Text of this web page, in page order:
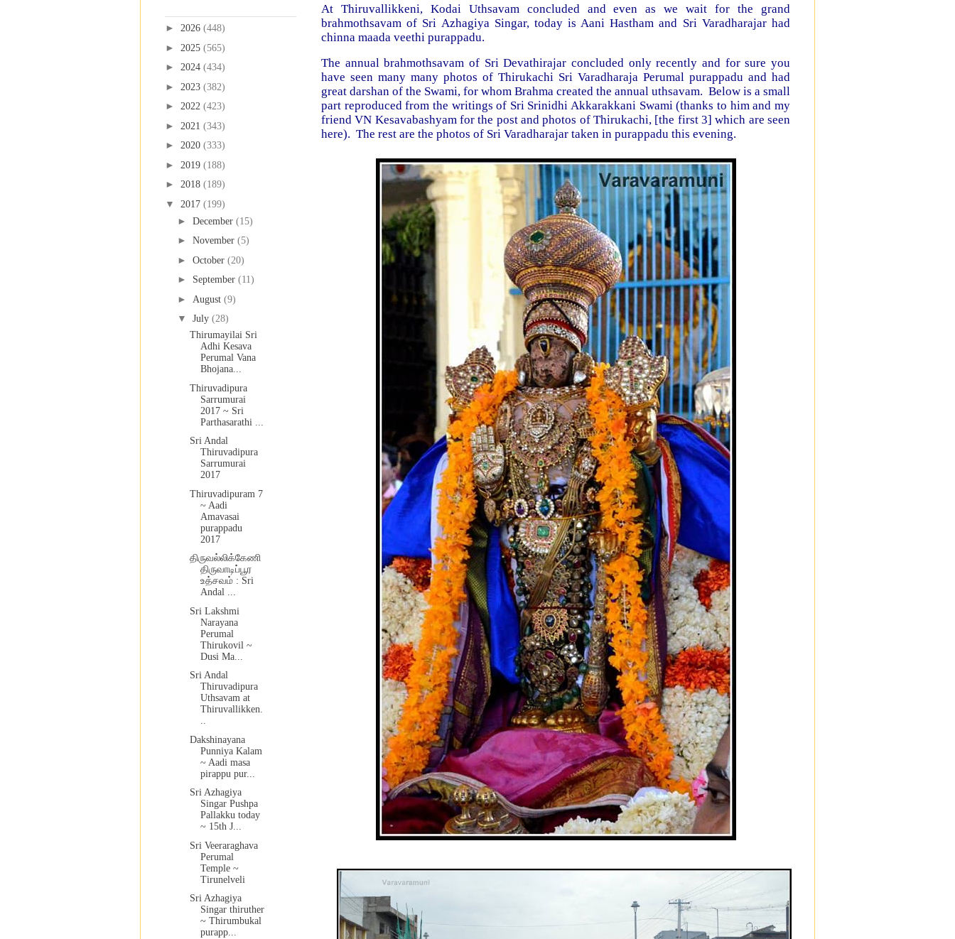
At Thiruvallikkeni, Kodai Uthsavam concluded and even as we wait for the grand
brahmothsavam of Sri Azhagiya Singar, today is Aani Hastham and Sri Varadharajar had
chinna maada veethi purappadu.
The annual brahmothsavam of Sri Devathirajar concluded only recently and for sure you
have seen many many photos of Thirukachi Sri Varadharaja Perumal purappadu and had
great darshan of the Swami, for whom Brahma created the annual uthsavam. Below is a small
part reproduced from the writings of Sri Srinidhi Akkarakkani Swami (thanks to him and my
friend VN Kesavabashyam for the post and photos of Thirukachi, [the first 3] which are seen
here). The rest are the photos of Sri Varadharajar taken in purappadu this evening.
► 2026 (448)
► 2025 (565)
► 2024 (434)
► 2023 (382)
► 2022 (423)
► 2021 (343)
► 2020 (333)
► 2019 (188)
► 2018 (189)
▼ 2017 (199)
► December (15)
► November (5)
► October (20)
► September (11)
► August (9)
▼ July (28)
Thirumayilai Sri
Adhi Kesava
Perumal Vana
Bhojana...
Thiruvadipura
Sarrumurai
2017 ~ Sri
Parthasarathi ...
Sri Andal
Thiruvadipura
Sarrumurai
2017
Thiruvadipuram 7
~ Aadi
Amavasai
purappadu
2017
திருவல்லிக்கேணி
திருவாடிப்பூர
உத்சவம் : Sri
Andal ...
Sri Lakshmi
Narayana
Perumal
Thirukovil ~
Dusi Ma...
Sri Andal
Thiruvadipura
Uthsavam at
Thiruvallikken.
..
Dakshinayana
Punniya Kalam
~ Aadi masa
pirappu pur...
Sri Azhagiya
Singar Pushpa
Pallakku today
~ 15th J...
Sri Veeraraghava
Perumal
Temple ~
Tirunelveli
Sri Azhagiya
Singar thiruther
~ Thirumbukal
purapp...